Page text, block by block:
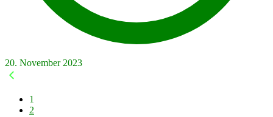
20. November 2023
1
2